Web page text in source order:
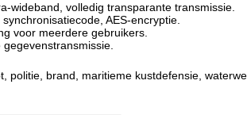
wideband, volledig transparante transmissie.
AES-encryptie.
voor meerdere gebruikers.
brand, maritieme kustdefensie,